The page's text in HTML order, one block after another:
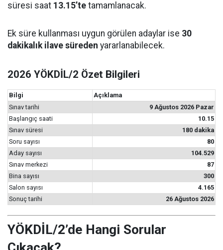
süresi saat 13.15’te tamamlanacak.
Ek süre kullanması uygun görülen adaylar ise 30
dakikalık ilave süreden yararlanabilecek.
2026 YÖKDİL/2 Özet Bilgileri
Bilgi
Açıklama
Sınav tarihi
9 Ağustos 2026 Pazar
Başlangıç saati
10.15
Sınav süresi
180 dakika
Soru sayısı
80
Aday sayısı
104.529
Sınav merkezi
87
Bina sayısı
300
Salon sayısı
4.165
Sonuç tarihi
26 Ağustos 2026
YÖKDİL/2’de Hangi Sorular